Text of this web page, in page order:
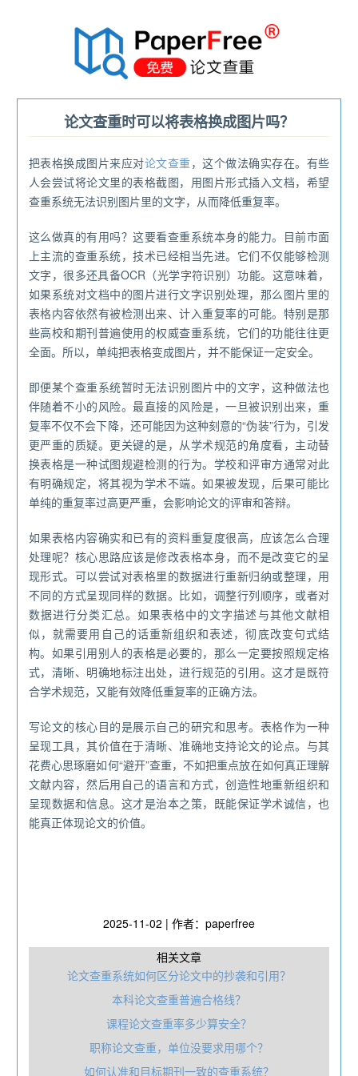
论文查重时可以将表格换成图片吗？
把表格换成图片来应对论文查重，这个做法确实存在。有些
人会尝试将论文里的表格截图，用图片形式插入文档，希望
查重系统无法识别图片里的文字，从而降低重复率。
这么做真的有用吗？这要看查重系统本身的能力。目前市面
上主流的查重系统，技术已经相当先进。它们不仅能够检测
文字，很多还具备OCR（光学字符识别）功能。这意味着，
如果系统对文档中的图片进行文字识别处理，那么图片里的
表格内容依然有被检测出来、计入重复率的可能。特别是那
些高校和期刊普遍使用的权威查重系统，它们的功能往往更
全面。所以，单纯把表格变成图片，并不能保证一定安全。
即便某个查重系统暂时无法识别图片中的文字，这种做法也
伴随着不小的风险。最直接的风险是，一旦被识别出来，重
复率不仅不会下降，还可能因为这种刻意的“伪装”行为，引发
更严重的质疑。更关键的是，从学术规范的角度看，主动替
换表格是一种试图规避检测的行为。学校和评审方通常对此
有明确规定，将其视为学术不端。如果被发现，后果可能比
单纯的重复率过高更严重，会影响论文的评审和答辩。
如果表格内容确实和已有的资料重复度很高，应该怎么合理
处理呢？核心思路应该是修改表格本身，而不是改变它的呈
现形式。可以尝试对表格里的数据进行重新归纳或整理，用
不同的方式呈现同样的数据。比如，调整行列顺序，或者对
数据进行分类汇总。如果表格中的文字描述与其他文献相
似，就需要用自己的话重新组织和表述，彻底改变句式结
构。如果引用别人的表格是必要的，那么一定要按照规定格
式，清晰、明确地标注出处，进行规范的引用。这才是既符
合学术规范，又能有效降低重复率的正确方法。
写论文的核心目的是展示自己的研究和思考。表格作为一种
呈现工具，其价值在于清晰、准确地支持论文的论点。与其
花费心思琢磨如何“避开”查重，不如把重点放在如何真正理解
文献内容，然后用自己的语言和方式，创造性地重新组织和
呈现数据和信息。这才是治本之策，既能保证学术诚信，也
能真正体现论文的价值。
2025-11-02 | 作者：paperfree
相关文章
论文查重系统如何区分论文中的抄袭和引用？
本科论文查重普遍合格线？
课程论文查重率多少算安全？
职‎称论文查重，单位没要求用哪个？
如何认准和目标期刊一致的查重系统？